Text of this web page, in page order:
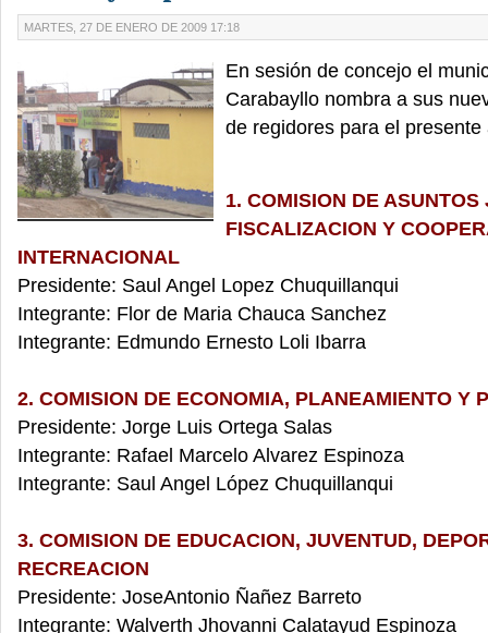
MARTES, 27 DE ENERO DE 2009 17:18
En sesión de concejo el
Carabayllo nombra a sus
de regidores para el presente
1. COMISION DE ASUNTOS
FISCALIZACION Y
INTERNACIONAL
Presidente: Saul Angel Lopez Chuquillanqui
Integrante: Flor de Maria Chauca Sanchez
Integrante: Edmundo Ernesto Loli Ibarra
2. COMISION DE ECONOMIA, PLANEAMIENTO Y
Presidente: Jorge Luis Ortega Salas
Integrante: Rafael Marcelo Alvarez Espinoza
Integrante: Saul Angel López Chuquillanqui
3. COMISION DE EDUCACION, JUVENTUD,
RECREACION
Presidente: JoseAntonio Ñañez Barreto
Integrante: Walverth Jhovanni Calatayud Espinoza